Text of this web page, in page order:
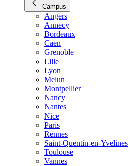
Campus
Angers
Annecy
Bordeaux
Caen
Grenoble
Lille
Lyon
Melun
Montpellier
Nancy
Nantes
Nice
Paris
Rennes
Saint-Quentin-en-Yvelines
Toulouse
Vannes